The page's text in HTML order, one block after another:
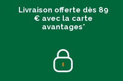
Livraison offerte dès 89
€ avec la carte
avantages*